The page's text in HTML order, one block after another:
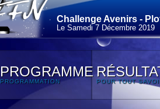
Challenge Avenirs -
Le Samedi 7 Décembre 2019
PROGRAMME
PROGRAMMATION POUR TOUT